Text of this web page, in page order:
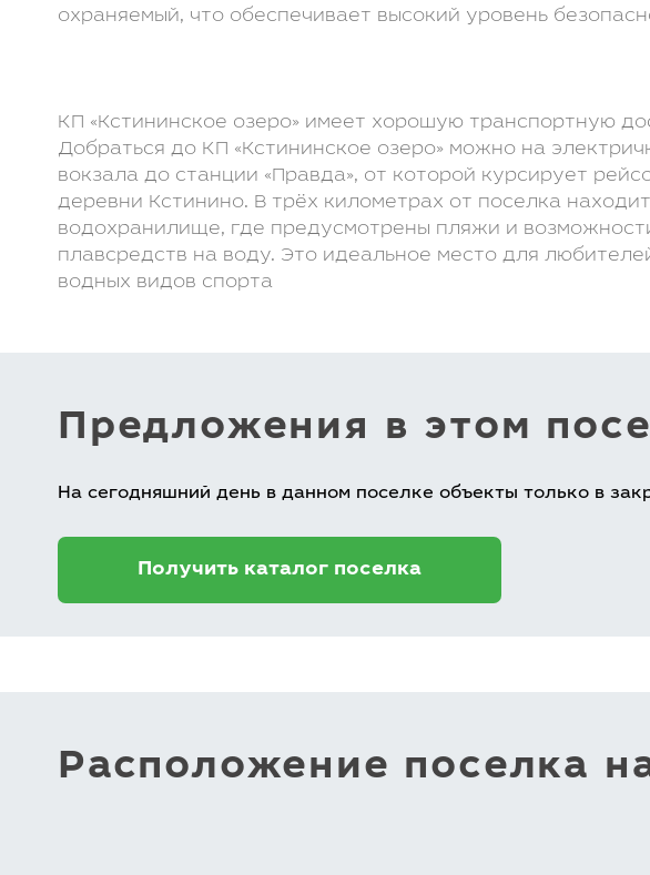
охраняемый, что обеспечивает высокий уровень
КП «Кстининское озеро» имеет хорошую транспортную
Добраться до КП «Кстининское озеро» можно на
вокзала до станции «Правда», от которой курсирует
деревни Кстинино. В трёх километрах от поселка
водохранилище, где предусмотрены пляжи и
плавсредств на воду. Это идеальное место для
водных видов спорта
Предложения в этом
На сегодняшний день в данном поселке объекты только в
Получить каталог поселка
Расположение поселка